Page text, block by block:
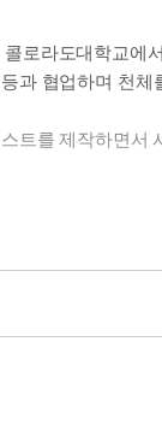
로라도대학교에
과 협업하며 천
를 제작하면서
다. 국립과천과